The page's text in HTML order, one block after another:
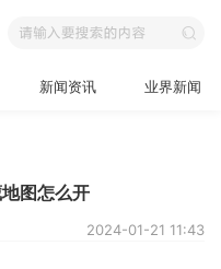
新闻资讯 业界新闻
图怎么开
2024-01-21 11:43